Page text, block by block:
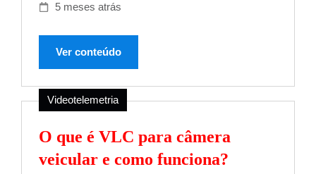
5 meses atrás
Ver conteúdo
Videotelemetria
O que é VLC para câmera
veicular e como funciona?